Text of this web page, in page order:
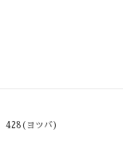
428(ヨツバ)